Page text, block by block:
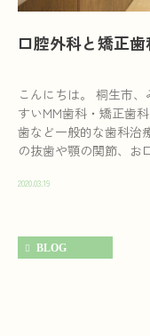
口腔外科と矯正歯
こんにちは。 桐生市
すいMM歯科・矯正歯
歯など一般的な歯科治
の抜歯や顎の関節、
2020.03.19
BLOG